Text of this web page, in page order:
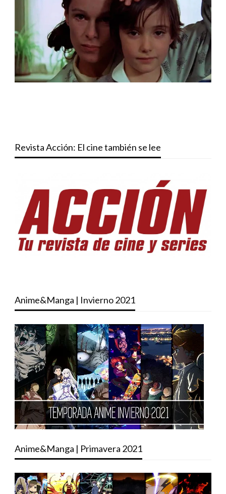
Revista Acción: El cine también se lee
Anime&Manga | Invierno 2021
Anime&Manga | Primavera 2021